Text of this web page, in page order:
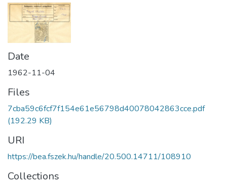
Date
1962-11-04
Files
7cba59c6fcf7f154e61e56798d40078042863cce.pdf
(192.29 KB)
URI
https://bea.fszek.hu/handle/20.500.14711/108910
Collections